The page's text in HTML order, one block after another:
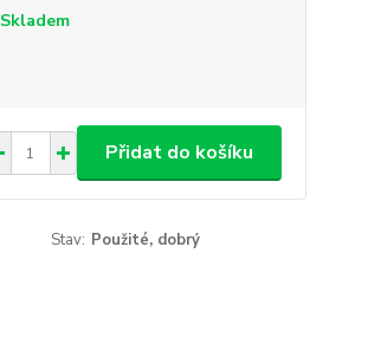
Skladem
Přidat do košíku
Stav: Použité, dobrý